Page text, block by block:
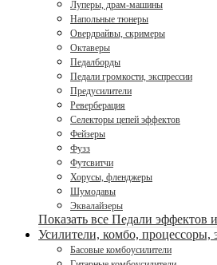
Луперы, драм-машины
Напольные тюнеры
Овердрайвы, скримеры
Октаверы
Педалборды
Педали громкости, экспрессии
Предусилители
Реверберация
Селекторы цепей эффектов
Фейзеры
Фузз
Футсвитчи
Хорусы, фленджеры
Шумодавы
Эквалайзеры
Показать все Педали эффектов
Усилители, комбо, процессоры,
Басовые комбоусилители